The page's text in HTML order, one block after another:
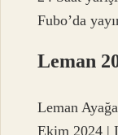
Fubo’da
Leman
Leman
Ekim 2024 |